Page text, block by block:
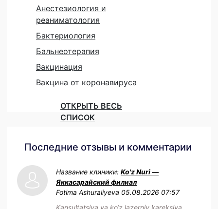
Анестезиология и
реаниматология
Бактериология
Бальнеотерапия
Вакцинация
Вакцина от коронавируса
ОТКРЫТЬ ВЕСЬ
СПИСОК
Последние отзывы и комментарии
Название клиники: Ko'z Nuri —
Яккасарайский филиал
Fotima Ashuraliyeva 05.08.2026 07:57